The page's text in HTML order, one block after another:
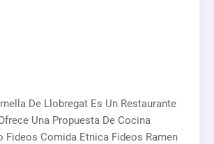
De Llobregat Es Un Restaurante
Una Propuesta De Cocina
Fideos Comida Etnica Fideos Ramen